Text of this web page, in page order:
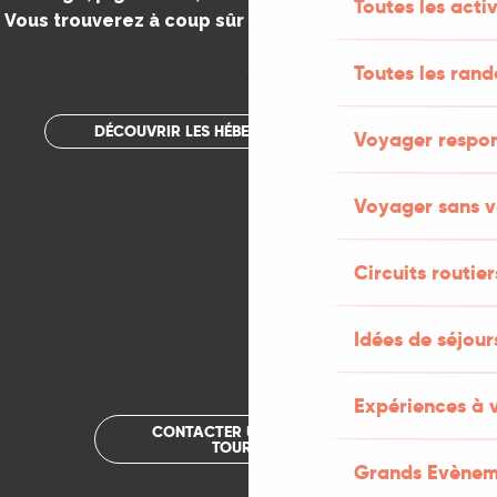
Toutes les
Toutes les
Voyager
Voyager sans
Circuits
Idées de
Expériences à
Grands
Vous trouverez à coup sûr votre bonheur dans le Lot.
.
DÉCOUVRIR LES HÉBERGEMENTS INSOLITES
CONTACTER UN OFFICE DE
TOURISME